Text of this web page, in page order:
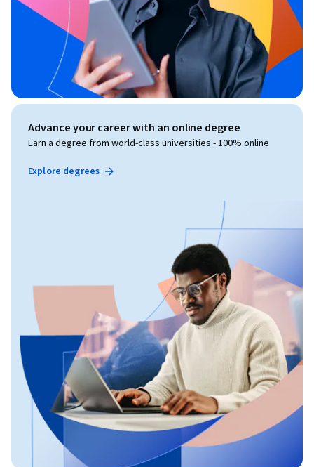
Advance your career with an online degree
Earn a degree from world-class universities - 100% online
Explore degrees